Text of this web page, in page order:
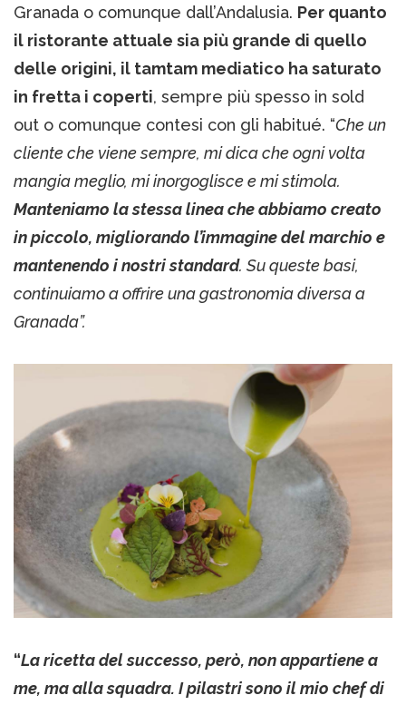
Granada o comunque dall’Andalusia. Per quanto
il ristorante attuale sia più grande di quello
delle origini, il tamtam mediatico ha saturato
in fretta i coperti, sempre più spesso in sold
out o comunque contesi con gli habitué. “Che un
cliente che viene sempre, mi dica che ogni volta
mangia meglio, mi inorgoglisce e mi stimola.
Manteniamo la stessa linea che abbiamo creato
in piccolo, migliorando l’immagine del marchio e
mantenendo i nostri standard. Su queste basi,
continuiamo a offrire una gastronomia diversa a
Granada”.
“La ricetta del successo, però, non appartiene a
me, ma alla squadra. I pilastri sono il mio chef di